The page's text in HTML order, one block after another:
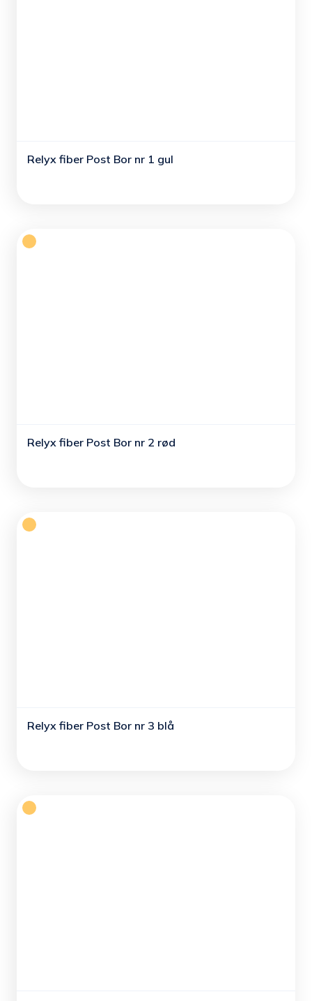
Relyx fiber Post Bor nr 1 gul
Relyx fiber Post Bor nr 2 rød
Relyx fiber Post Bor nr 3 blå